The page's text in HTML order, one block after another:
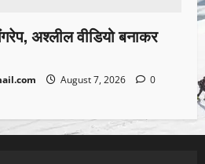
अश्लील वीडियो बनाकर
August 7, 2026
0